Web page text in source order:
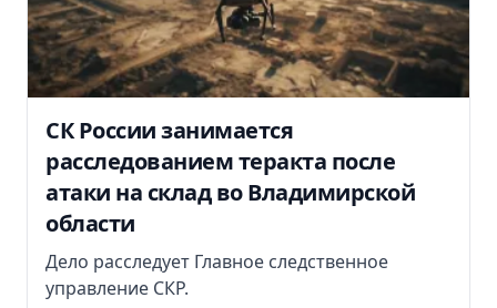
СК России занимается
расследованием теракта после
атаки на склад во Владимирской
области
Дело расследует Главное следственное
управление СКР.